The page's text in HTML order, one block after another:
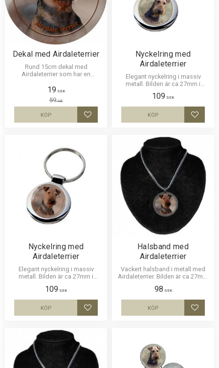
Dekal med Airdaleterrier
Rund 15cm dekal med
Airdaleterrier som har en
någon av våra skyltar, bilruta
19 SEK
59SEK
Lägg till i favoriter
KÖP
Nyckelring med
Airdaleterrier
Elegant nyckelring i massiv
metall. Bilden är ca 27mm i
vara hållbar och ge ett uttryck av
djup i bilden.
109 SEK
Lägg
KÖP
Nyckelring med
Airdaleterrier
Elegant nyckelring i massiv
metall. Bilden är ca 27mm i
vara hållbar och ge ett uttryck av
djup i bilden.
109 SEK
Lägg till i favoriter
KÖP
Halsband med
Airdaleterrier
Vackert halsband i metall med
Airdaleterrier. Bilden är ca 27mm
vara hållbar och ge ett intryck av
djup i bilden.
98 SEK
Lägg
KÖP